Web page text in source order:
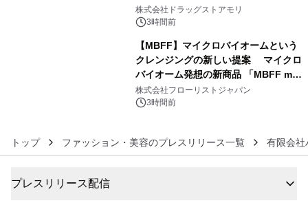
株式会社ドラッグストアモリ
3時間前
【MBFF】マイクロバイオームという
クレンジングの新しい提案 マイクロ
バイオーム発想の新商品 「MBFF mb
クレンジングPRO」を2026年8月6日
発売
株式会社フローリストジャパン
3時間前
トップ ファッション・美容のプレスリリース一覧 有限会社
プレスリリース配信